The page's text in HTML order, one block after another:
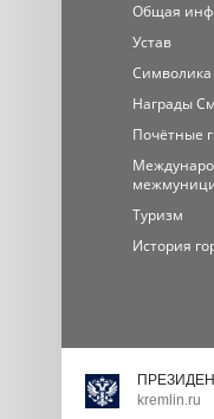
Общая
Устав
Символика
Награды
Почётные
Туризм
История
kremlin.ru